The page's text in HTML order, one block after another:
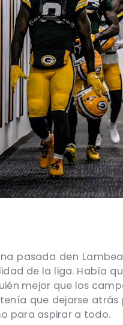
pasada den
de la liga. Había
mejor que los
que dejarse
para aspirar a todo.